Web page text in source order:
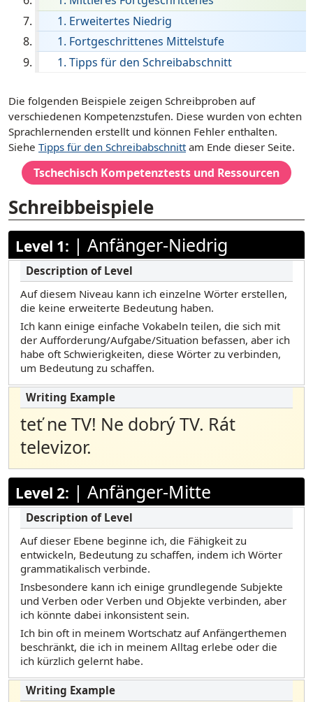
Deutsch
Filipino (Tagalog)
Französisch
Haitianisches Kreol
Hebräisch
Hindi
Hmong
Ilocano
Italienisch
Japanisch
Koreanisch
Marathi
Marshallese
Polnisch
Portugiesisch (Brasilianisch)
Russisch
Samoanisch
Somali Maay Maay
Spanisch
Tamil
Telugu
Türkisch
Urdu
Vietnamesisch
Yup’ik
Erweitertes Niedrig
Fortgeschrittenes Mittelstufe
Tipps für den Schreibabschnitt
Die folgenden Beispiele zeigen Schreibproben auf
verschiedenen Kompetenzstufen. Diese wurden von echten
Sprachlernenden erstellt und können Fehler enthalten.
Siehe Tipps für den Schreibabschnitt am Ende dieser Seite.
Tschechisch Kompetenztests und Ressourcen
Schreibbeispiele
Level 1: | Anfänger-Niedrig
Auf diesem Niveau kann ich einzelne Wörter erstellen,
die keine erweiterte Bedeutung haben.
Ich kann einige einfache Vokabeln teilen, die sich mit
der Aufforderung/Aufgabe/Situation befassen, aber ich
habe oft Schwierigkeiten, diese Wörter zu verbinden,
um Bedeutung zu schaffen.
teť ne TV! Ne dobrý TV. Rát
televizor.
Level 2: | Anfänger-Mitte
Auf dieser Ebene beginne ich, die Fähigkeit zu
entwickeln, Bedeutung zu schaffen, indem ich Wörter
grammatikalisch verbinde.
Insbesondere kann ich einige grundlegende Subjekte
und Verben oder Verben und Objekte verbinden, aber
ich könnte dabei inkonsistent sein.
Ich bin oft in meinem Wortschatz auf Anfängerthemen
beschränkt, die ich in meinem Alltag erlebe oder die
ich kürzlich gelernt habe.